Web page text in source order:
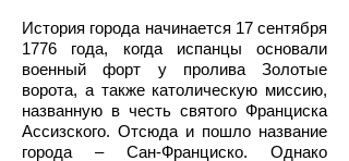
История города начинается 17 сентября
1776 года, когда испанцы основали
военный форт у пролива Золотые
ворота, а также католическую миссию,
названную в честь святого Франциска
Ассизского. Отсюда и пошло название
города – Сан-Франциско. Однако